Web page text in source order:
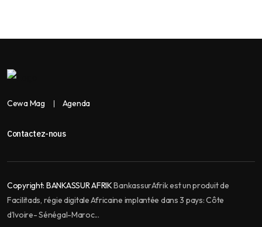
Cewa Mag Agenda
Contactez-nous
Copyright: BANKASSUR AFRIKBankassurAfrik est un produit de
Facilitads, régie digitale Africaine implantée dans 3 pays: Côte
d’Ivoire- Sénégal-Maroc...